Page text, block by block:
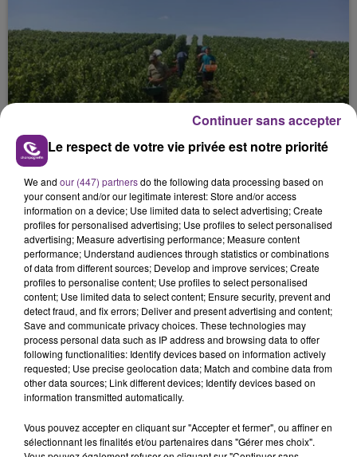
L'INSPECTION DU TRAVAIL RAPPELLE À
L'ORDRE SUR LES CONDITIONS DE...
Alors que les dates de début des vendange 2026
s'est avéré être plus précoce que prévu,
l'inspection du Travail en profite pour rappeler
les conditions de...
TITRES DIFFUSÉS
9h11
9h11
TAYLOR SWIFT
I Knew It, I Knew You
9h08
9h08
BRICE CONRAD
Oh La
Le respect de votre vie privée est notre priorité
We and our (447) partnersdo the following data processing based on
your consent and/or our legitimate interest: Store and/or access
information on a device; Use limited data to select advertising; Create
profiles for personalised advertising; Use profiles to select personalised
advertising; Measure advertising performance; Measure content
performance; Understand audiences through statistics or combinations
of data from different sources; Develop and improve services; Create
profiles to personalise content; Use profiles to select personalised
content; Use limited data to select content; Ensure security, prevent and
detect fraud, and fix errors; Deliver and present advertising and content;
Save and communicate privacy choices. These technologies may
process personal data such as IP address and browsing data to offer
following functionalities: Identify devices based on information actively
requested; Use precise geolocation data; Match and combine data from
other data sources; Link different devices; Identify devices based on
information transmitted automatically.
Vous pouvez accepter en cliquant sur "Accepter et fermer", ou affiner en
sélectionnant les finalités et/ou partenaires dans "Gérer mes choix".
Continuer sans accepter